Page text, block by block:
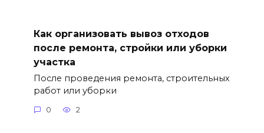
Как организовать вывоз отходов
после ремонта, стройки или уборки
участка
После проведения ремонта, строительных
работ или уборки
0 2